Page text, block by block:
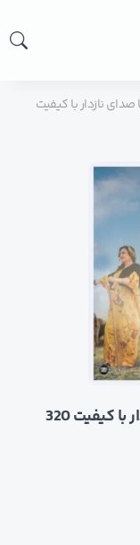
نازدار با کیفیت
کیفیت 320